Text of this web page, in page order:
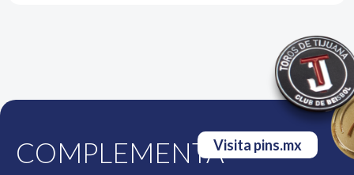
COMPLEMENTAVisita pins.mx